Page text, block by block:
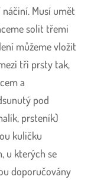
Musí umět
solit třemi
můžeme vložit
tři prsty tak,
a
pod
prsteník)
kuličku
u kterých se
doporučovány